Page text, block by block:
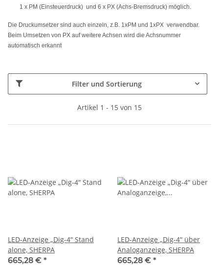
1 x PM (Einsteuerdruck) und 6 x PX (Achs-Bremsdruck) möglich.
Die Druckumsetzer sind auch einzeln, z.B. 1xPM und 1xPX verwendbar.
Beim Umsetzen von PX auf weitere Achsen wird die Achsnummer
automatisch erkannt
Filter und Sortierung
Artikel 1 - 15 von 15
LED-Anzeige „Dig-4“ Stand
alone, SHERPA
665,28 € *
LED-Anzeige „Dig-4“ über
Analoganzeige, SHERPA
665,28 € *